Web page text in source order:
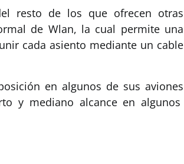
resto de los que ofrecen otras
de Wlan, la cual permite una
cada asiento mediante un cable
en algunos de sus aviones
y mediano alcance en algunos